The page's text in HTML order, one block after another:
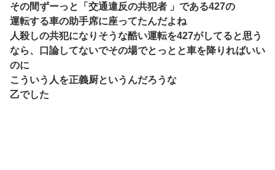
その間ずーっと「交通違反の共犯者 」である427の
運転する車の助手席に座ってたんだよね
人殺しの共犯になりそうな酷い運転を427がしてると思う
なら、口論してないでその場でとっとと車を降りればいい
のに
こういう人を正義厨というんだろうな
乙でした